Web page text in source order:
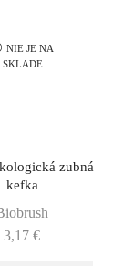
NIE JE NA
SKLADE
zubná
kefka
3,17 €